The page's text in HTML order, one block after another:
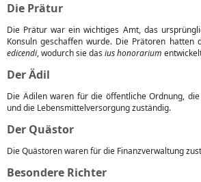
Die Prätur
Die Prätur war ein wichtiges Amt, das
Konsuln geschaffen wurde. Die Prätoren hatten
edicendi, wodurch sie das ius honorarium
Der Ädil
Die Ädilen waren für die öffentliche Ordnung,
und die Lebensmittelversorgung zuständig.
Der Quästor
Die Quästoren waren für die Finanzverwaltung
Besondere Richter